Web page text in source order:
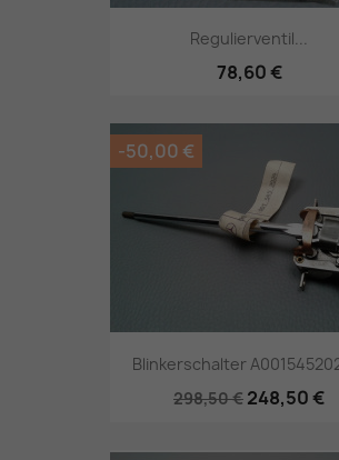
Regulierventil...
78,60 €
Blinkerschalter
298,50 € 248,50 €
-50,00 €